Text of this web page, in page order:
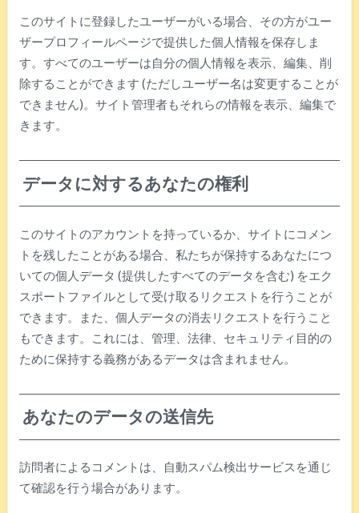
このサイトに登録したユーザーがいる場合、その方がユー
ザープロフィールページで提供した個人情報を保存しま
す。すべてのユーザーは自分の個人情報を表示、編集、削
除することができます (ただしユーザー名は変更することが
できません)。サイト管理者もそれらの情報を表示、編集で
きます。
データに対するあなたの権利
このサイトのアカウントを持っているか、サイトにコメン
トを残したことがある場合、私たちが保持するあなたにつ
いての個人データ (提供したすべてのデータを含む) をエク
スポートファイルとして受け取るリクエストを行うことが
できます。また、個人データの消去リクエストを行うこと
もできます。これには、管理、法律、セキュリティ目的の
ために保持する義務があるデータは含まれません。
あなたのデータの送信先
訪問者によるコメントは、自動スパム検出サービスを通じ
て確認を行う場合があります。